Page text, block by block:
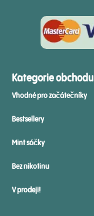
Kategorie obchodu
Vhodné pro začátečníky
Bestsellery
Mint sáčky
Bez nikotinu
V prodeji!